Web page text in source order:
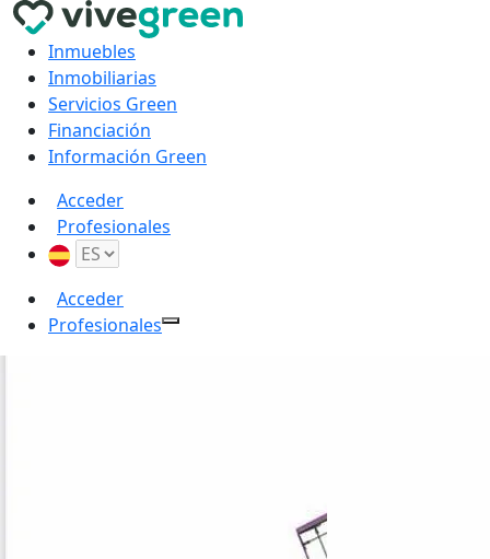
Inmuebles
Inmobiliarias
Servicios Green
Financiación
Información Green
Acceder
Profesionales
Acceder
Profesionales